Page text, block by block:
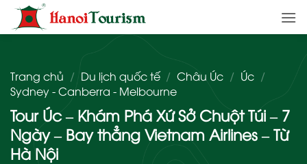
qua
nội
Trang chủ / Du lịch quốc tế / Châu Úc / Úc /
Sydney - Canberra - Melbourne
Tour Úc – Khám Phá Xứ Sở Chuột Túi – 7
Ngày – Bay thẳng Vietnam Airlines – Từ
Hà Nội